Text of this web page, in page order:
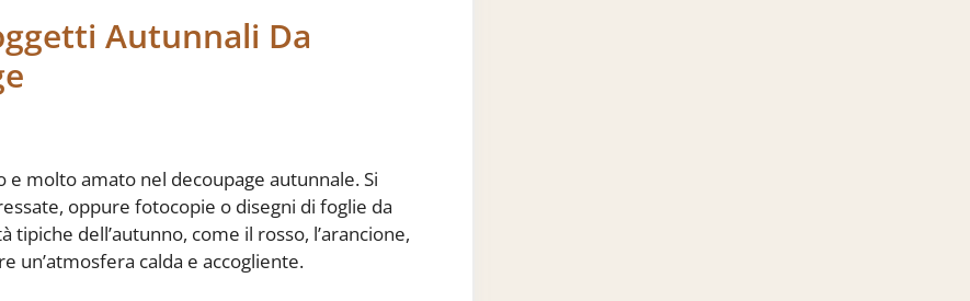
Autunnali Da
molto amato nel decoupage autunnale. Si
oppure fotocopie o disegni di foglie da
dell’autunno, come il rosso, l’arancione,
un’atmosfera calda e accogliente.